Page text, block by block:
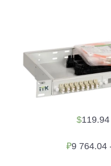
$
₽9 764.04